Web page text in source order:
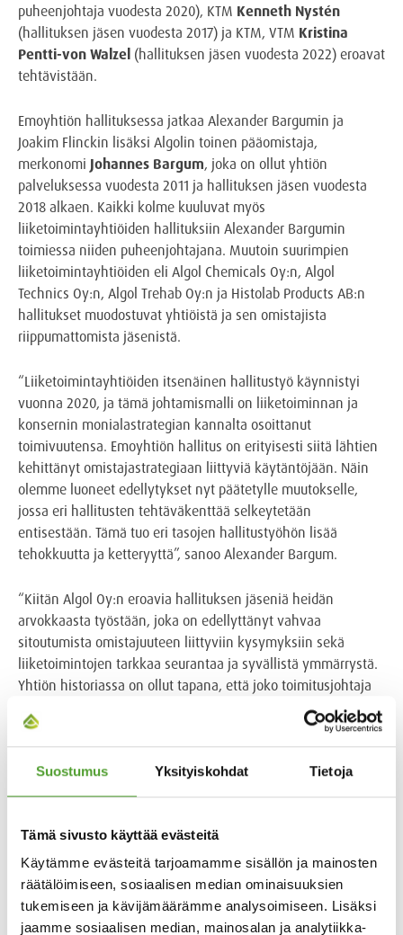
Suostumus Yksityiskohdat Tietoja
Tämä sivusto käyttää evästeitä
Käytämme evästeitä tarjoamamme sisällön ja mainosten
räätälöimiseen, sosiaalisen median ominaisuuksien
tukemiseen ja kävijämäärämme analysoimiseen. Lisäksi
jaamme sosiaalisen median, mainosalan ja analytiikka-
puheenjohtaja vuodesta 2020), KTM Kenneth Nystén
(hallituksen jäsen vuodesta 2017) ja KTM, VTM Kristina
Pentti-von Walzel (hallituksen jäsen vuodesta 2022) eroavat
tehtävistään.
Emoyhtiön hallituksessa jatkaa Alexander Bargumin ja
Joakim Flinckin lisäksi Algolin toinen pääomistaja,
merkonomi Johannes Bargum, joka on ollut yhtiön
palveluksessa vuodesta 2011 ja hallituksen jäsen vuodesta
2018 alkaen. Kaikki kolme kuuluvat myös
liiketoimintayhtiöiden hallituksiin Alexander Bargumin
toimiessa niiden puheenjohtajana. Muutoin suurimpien
liiketoimintayhtiöiden eli Algol Chemicals Oy:n, Algol
Technics Oy:n, Algol Trehab Oy:n ja Histolab Products AB:n
hallitukset muodostuvat yhtiöistä ja sen omistajista
riippumattomista jäsenistä.
“Liiketoimintayhtiöiden itsenäinen hallitustyö käynnistyi
vuonna 2020, ja tämä johtamismalli on liiketoiminnan ja
konsernin monialastrategian kannalta osoittanut
toimivuutensa. Emoyhtiön hallitus on erityisesti siitä lähtien
kehittänyt omistajastrategiaan liittyviä käytäntöjään. Näin
olemme luoneet edellytykset nyt päätetylle muutokselle,
jossa eri hallitusten tehtäväkenttää selkeytetään
entisestään. Tämä tuo eri tasojen hallitustyöhön lisää
tehokkuutta ja ketteryyttä”, sanoo Alexander Bargum.
“Kiitän Algol Oy:n eroavia hallituksen jäseniä heidän
arvokkaasta työstään, joka on edellyttänyt vahvaa
sitoutumista omistajuuteen liittyviin kysymyksiin sekä
liiketoimintojen tarkkaa seurantaa ja syvällistä ymmärrystä.
Yhtiön historiassa on ollut tapana, että joko toimitusjohtaja
tai hallituksen puheenjohtaja on tullut omistajapiirin
ulkopuolelta. Nyt siirrymme taas – ensimmäistä kertaa
melkein 40 vuoteen – vaiheeseen, jossa toimitusjohtaja ei
edusta omistajasukua. Hallituksen puheenjohtajana
emoyhtiössä ja liiketoimintayhtiöissä jatkan aktiivisesti
Flinckin kanssa. Samalla olen erittäin tyytyväinen, että
veljeni ja toinen pääomistaja, Johannes Bargum, on liittynyt
myös liiketoimintayhtiöiden hallituksiin, mikä osaltaan
vahvistaa perheyhtiön kehittämistä”, Alexander Bargum
jatkaa.